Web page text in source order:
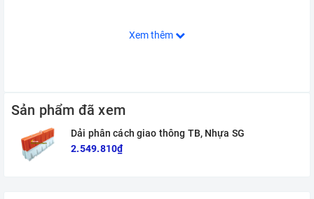
Xem thêm
Sản phẩm đã xem
Dải phân cách giao thông TB, Nhựa SG
2.549.810₫